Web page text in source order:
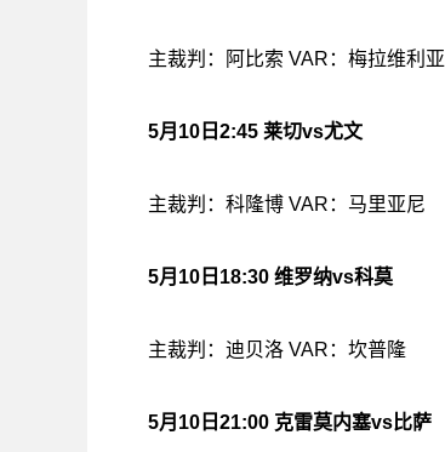
主裁判：阿比索 VAR：梅拉维利亚
5月10日2:45 莱切vs尤文
主裁判：科隆博 VAR：马里亚尼
5月10日18:30 维罗纳vs科莫
主裁判：迪贝洛 VAR：坎普隆
5月10日21:00 克雷莫内塞vs比萨